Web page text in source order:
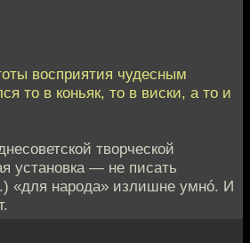
восприятия чудесным
то в коньяк, то в виски, а то и
творческой
установка — не писать
«для народа» излишне умнó. И